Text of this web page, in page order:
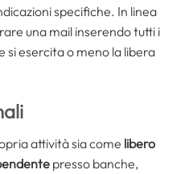
specifiche. In linea
una mail inserendo tutti i
si esercita o meno la libera
attività sia come libero
presso banche,